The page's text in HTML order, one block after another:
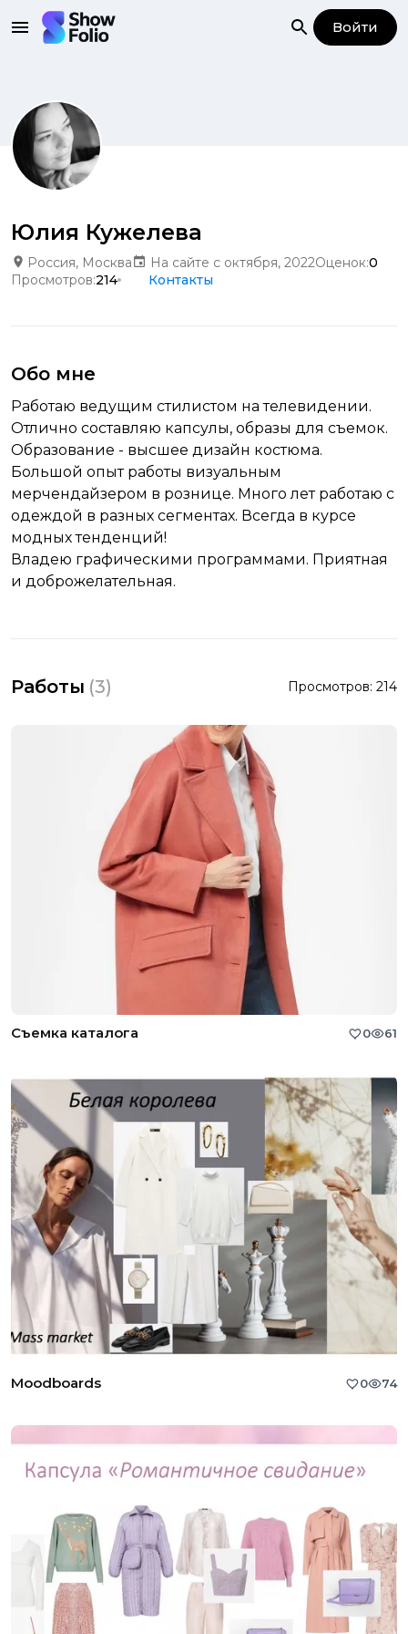
Войти
Юлия Кужелева
Россия, Москва На сайте с октября, 2022Оценок:0
Просмотров:214 Контакты
Обо мне
Работаю ведущим стилистом на телевидении.
Отлично составляю капсулы, образы для съемок.
Образование - высшее дизайн костюма.
Большой опыт работы визуальным
мерчендайзером в рознице. Много лет работаю с
одеждой в разных сегментах. Всегда в курсе
модных тенденций!
Владею графическими программами. Приятная
и доброжелательная.
Работы (3) Просмотров: 214
Съемка каталога 0 61
Moodboards 0 74